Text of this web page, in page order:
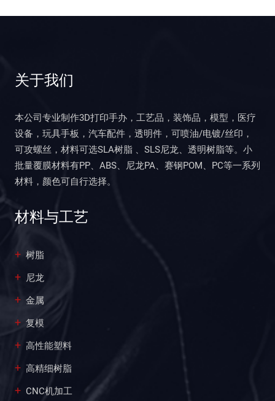
关于我们
本公司专业制作3D打印手办，工艺品，装饰品，模型，医疗
设备，玩具手板，汽车配件，透明件，可喷油/电镀/丝印，
可攻螺丝，材料可选SLA树脂 、SLS尼龙、透明树脂等。小
批量覆膜材料有PP、ABS、尼龙PA、赛钢POM、PC等一系列
材料，颜色可自行选择。
材料与工艺
树脂
尼龙
金属
复模
高性能塑料
高精细树脂
CNC机加工